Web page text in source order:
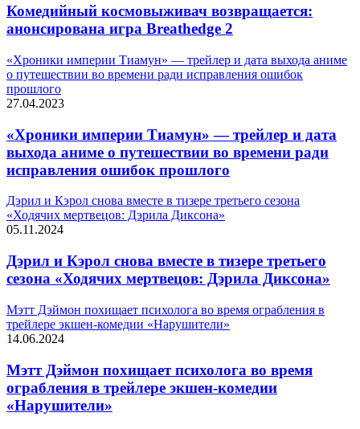
Комедийный космовыживач возвращается:
анонсирована игра Breathedge 2
«Хроники империи Тиамун» — трейлер и дата выхода аниме
о путешествии во времени ради исправления ошибок
прошлого
27.04.2023
«Хроники империи Тиамун» — трейлер и дата
выхода аниме о путешествии во времени ради
исправления ошибок прошлого
Дэрил и Кэрол снова вместе в тизере третьего сезона
«Ходячих мертвецов: Дэрила Диксона»
05.11.2024
Дэрил и Кэрол снова вместе в тизере третьего
сезона «Ходячих мертвецов: Дэрила Диксона»
Мэтт Дэймон похищает психолога во время ограбления в
трейлере экшен-комедии «Нарушители»
14.06.2024
Мэтт Дэймон похищает психолога во время
ограбления в трейлере экшен-комедии
«Нарушители»